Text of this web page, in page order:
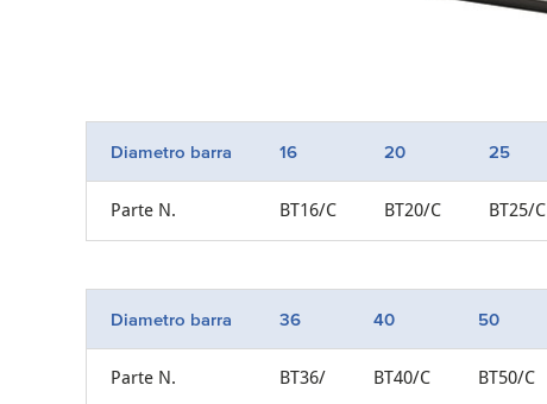
Diametro barra 16 20 25
Parte N. BT16/C BT20/C BT25/C
Diametro barra 36 40 50
Parte N. BT36/ BT40/C BT50/C